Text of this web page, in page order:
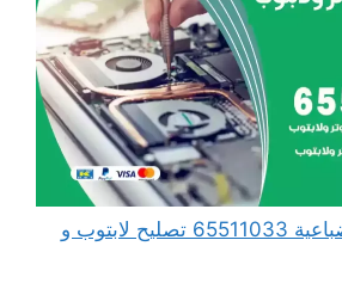
مهندس كمبيوتر الضباعية 65511033 تصليح لابتوب و